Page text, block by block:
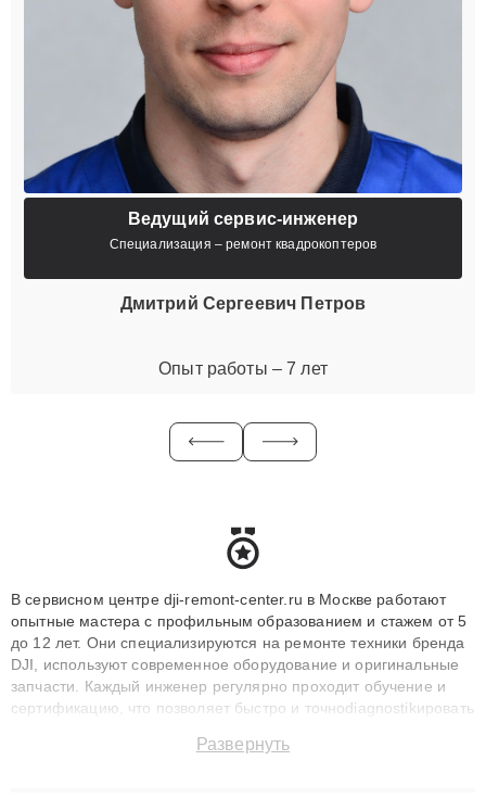
Ведущий сервис-инженер
Специализация – ремонт квадрокоптеров
Дмитрий Сергеевич Петров
Опыт работы – 7 лет
В сервисном центре dji-remont-center.ru в Москве работают
опытные мастера с профильным образованием и стажем от 5
до 12 лет. Они специализируются на ремонте техники бренда
DJI, используют современное оборудование и оригинальные
запчасти. Каждый инженер регулярно проходит обучение и
сертификацию, что позволяет быстро и точноdiagnostikировать
до 3 лет. Наши мастера решают сложные случаи: от замены
Развернуть